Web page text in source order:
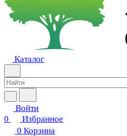
Каталог
Войти
0
Избранное
0 Корзина